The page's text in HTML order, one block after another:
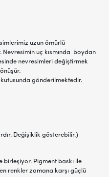
uzun ömürlü
uç kısmında boydan
nevresimleri değiştirmek
kutusunda gönderilmektedir.
Değişiklik gösterebilir.)
birleşiyor. Pigment baskı ile
renkler zamana karşı güçlü